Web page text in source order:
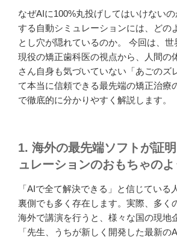
なぜAIに100%丸投げしてはいけない
する自動シミュレーションには、どの
とし穴が隠れているのか。 今回は、世
現役の矯正歯科医の視点から、人間の
さん自身も気づいていない「あごのズ
て本当に信頼できる最先端の矯正治療
で徹底的に分かりやすく解説します。
1. 海外の最先端ソフトが証
ュレーションのおもちゃのよ
「AIで全て解決できる」と信じている
裏側でも多く存在します。実際、多く
海外で講演を行うと、様々な国の現地
「先生、うちが新しく開発した最新の